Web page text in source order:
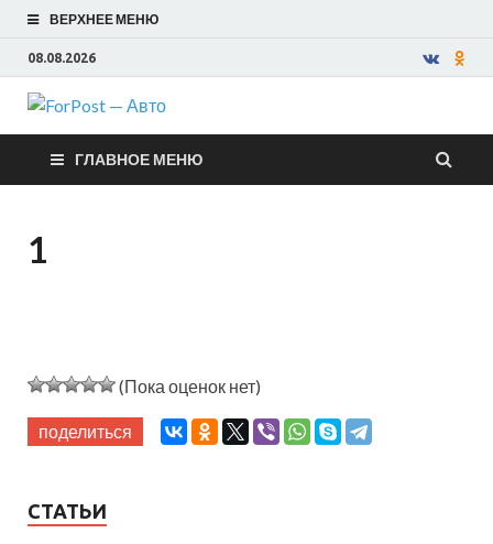
ВЕРХНЕЕ МЕНЮ
08.08.2026
ForPost —
Авто
ГЛАВНОЕ МЕНЮ
1
(Пока оценок нет)
поделиться
СТАТЬИ